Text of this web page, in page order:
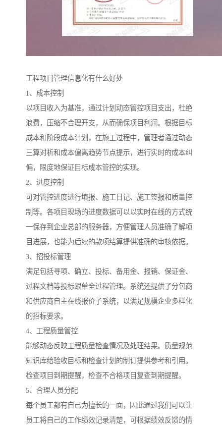
工程项目管理信息化有什么好处
1、成本控制
以项目收入为基准，通过计划动态管控项目支出，杜绝
浪费，压缩不合理开支，从而确保项目利润。根据目标
成本和阶段成本计划，在施工过程中，管理者通过动态
三算对析和成本偏离趋势节点提示，进行实时的成本纠
偏，限度地保证目标成本管控的实现。
2、进度控制
可对管控进度进行填报、施工日记、施工签报和质量控
制等。各项目现场的进度数据可以以实时在线的方式统
一保存到企业总部的服务器，方便管理人员准确了解项
目进展，也能为后续的款项结算提供准确的审核依据。
3、招投标管理
满足包括寻项、确立、投标、备用金、报销、保证金、
过程文档等投标跟单全过程管理。系统还提供了分包商
和供应商自主在线报价子系统，以满足规模企业多样化
的招标要求。
4、工程质量管控
能够动态反映工程质量检查情况及处理结果。质量规范
知识库给验收目标和检查计划的制订提供参考和引用。
检查项目到期提醒，检查不合格项目复查到期提醒。
5、合理人员分配
每个员工都有自己为擅长的一面，因此通过我们可以让
员工将自己的工作绩效记录清楚，可根据绩效反馈的情